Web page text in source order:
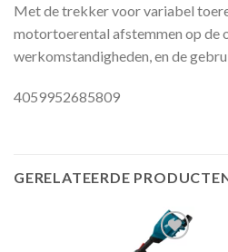
Met de trekker voor variabel
motortoerental afstemmen op de
werkomstandigheden, en de
4059952685809
GERELATEERDE